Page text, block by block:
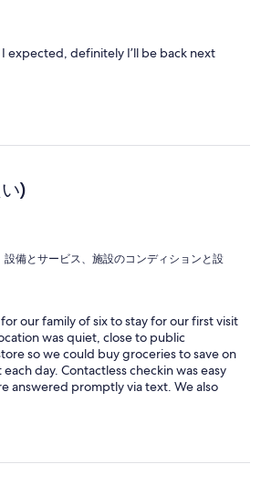
expected, definitely I’ll be back next
)
設備とサービス、施設のコンディションと設
our family of six to stay for our first visit
was quiet, close to public
so we could buy groceries to save on
day. Contactless checkin was easy
answered promptly via text. We also
after checkout to continue
flight in the evening. Would